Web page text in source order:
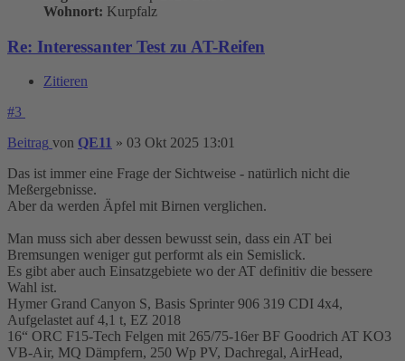
Wohnort: Kurpfalz
Re: Interessanter Test zu AT-Reifen
Zitieren
#3
Beitrag von QE11 » 03 Okt 2025 13:01
Das ist immer eine Frage der Sichtweise - natürlich nicht die
Meßergebnisse.
Aber da werden Äpfel mit Birnen verglichen.
Man muss sich aber dessen bewusst sein, dass ein AT bei
Bremsungen weniger gut performt als ein Semislick.
Es gibt aber auch Einsatzgebiete wo der AT definitiv die bessere
Wahl ist.
Hymer Grand Canyon S, Basis Sprinter 906 319 CDI 4x4,
Aufgelastet auf 4,1 t, EZ 2018
16“ ORC F15-Tech Felgen mit 265/75-16er BF Goodrich AT KO3
VB-Air, MQ Dämpfern, 250 Wp PV, Dachregal, AirHead,